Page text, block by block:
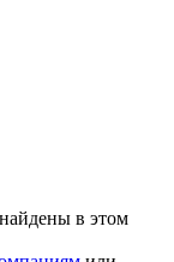
в этом